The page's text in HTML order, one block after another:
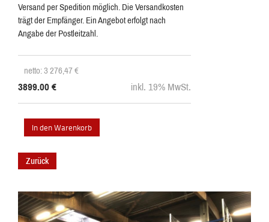
Versand per Spedition möglich. Die Versandkosten
trägt der Empfänger. Ein Angebot erfolgt nach
Angabe der Postleitzahl.
netto: 3 276,47€
3899.00 € inkl. 19% MwSt.
Zurück